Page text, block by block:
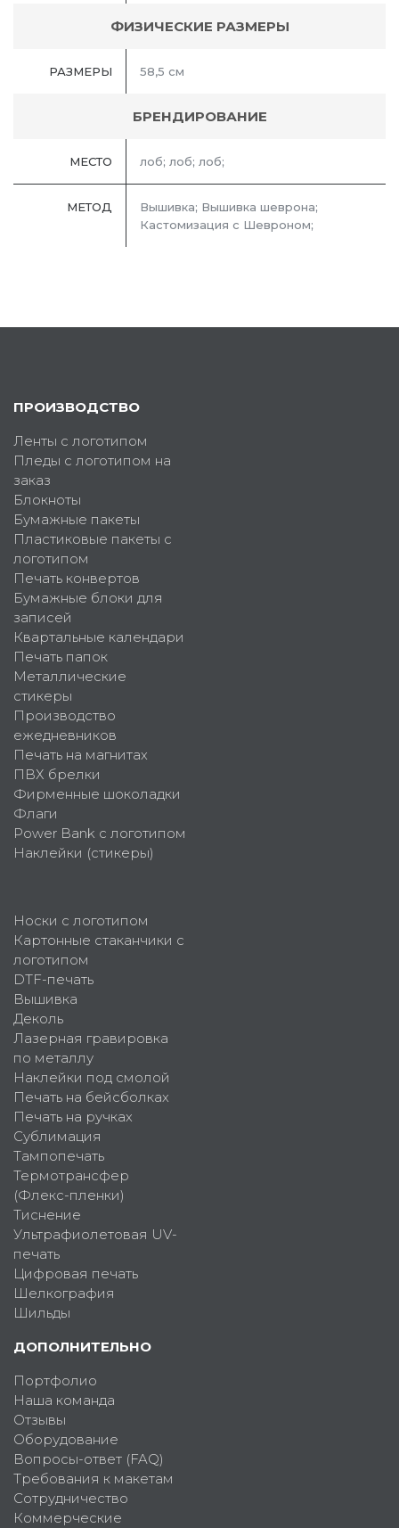
ФИЗИЧЕСКИЕ РАЗМЕРЫ
РАЗМЕРЫ 58,5 см
БРЕНДИРОВАНИЕ
МЕСТО лоб; лоб; лоб;
МЕТОД
Вышивка; Вышивка шеврона;
Кастомизация с Шевроном;
ПРОИЗВОДСТВО
Ленты с логотипом
Пледы с логотипом на
заказ
Блокноты
Бумажные пакеты
Пластиковые пакеты с
логотипом
Печать конвертов
Бумажные блоки для
записей
Квартальные календари
Печать папок
Металлические
стикеры
Производство
ежедневников
Печать на магнитах
ПВХ брелки
Фирменные шоколадки
Флаги
Power Bank с логотипом
Наклейки (стикеры)
Носки с логотипом
Картонные стаканчики с
логотипом
DTF-печать
Вышивка
Деколь
Лазерная гравировка
по металлу
Наклейки под смолой
Печать на бейсболках
Печать на ручках
Сублимация
Тампопечать
Термотрансфер
(Флекс-пленки)
Тиснение
Ультрафиолетовая UV-
печать
Цифровая печать
Шелкография
Шильды
ДОПОЛНИТЕЛЬНО
Портфолио
Наша команда
Отзывы
Оборудование
Вопросы-ответ (FAQ)
Требования к макетам
Сотрудничество
Коммерческие